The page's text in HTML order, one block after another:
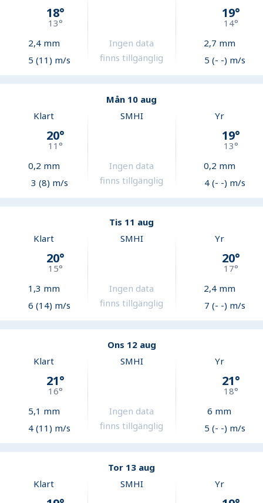
18°
13°
2,4mm
5 (11) m/s
Ingen data
finns tillgänglig
19°
14°
2,7 mm
5 (- -) m/s
Mån 10 aug
Klart
20°
11°
0,2 mm
3 (8) m/s
SMHI
Ingen data
finns tillgänglig
Yr
19°
13°
0,2 mm
4 (- -) m/s
Tis 11 aug
Klart
20°
15°
1,3 mm
6 (14) m/s
SMHI
Ingen data
finns tillgänglig
Yr
20°
17°
2,4mm
7 (- -) m/s
Ons 12 aug
Klart
21°
16°
5,1 mm
4 (11) m/s
SMHI
Ingen data
finns tillgänglig
Yr
21°
18°
6 mm
5 (- -) m/s
Tor 13 aug
Klart
SMHI Yr